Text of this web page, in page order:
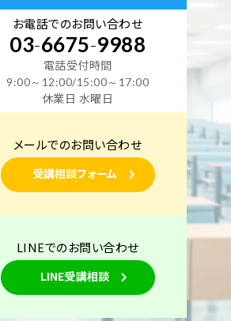
お電話でのお問い合わせ
03-6675-9988
電話受付時間
9:00～12:00/15:00～17:00
休業日 水曜日
メールでのお問い合わせ
受講相談フォーム
LINEでのお問い合わせ
LINE受講相談